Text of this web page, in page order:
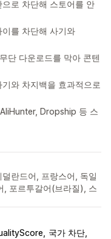
으로 차단해 스토어를 안
를 차단해 사기와
단 다운로드를 막아 콘텐
와 차지백을 효과적으로
Dropship 등 스
란드어, 프랑스어, 독일
, 포르투갈어(브라질), 스
국가 차단